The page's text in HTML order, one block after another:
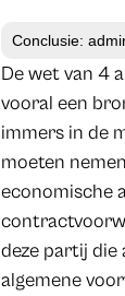
Conclusie:
De wet van 4
vooral een
immers in de
moeten
economische
deze partij die
algemene